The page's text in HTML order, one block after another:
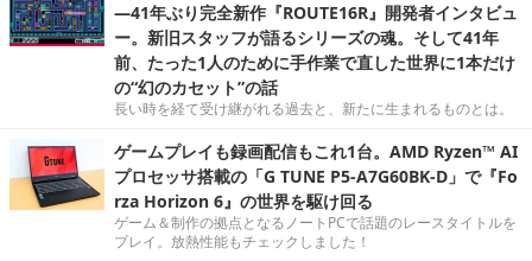
―41年ぶり完全新作『ROUTE16R』開発者インタビュ
ー。新旧スタッフが語るシリーズの魂。そして41年
前、たった1人のために手作業で直した世界に1本だけ
の“幻のカセット”の話
長い時を経て受け継がれる過去と、新たに生まれるものとは。
ゲームプレイも録画配信もこれ1台。AMD Ryzen™ AI
プロセッサ搭載の「G TUNE P5-A7G60BK-D」で『Fo
rza Horizon 6』の世界を駆け回る
ゲーム＆制作の拠点となるノートPCで話題のレースタイトルを
プレイ。放熱性能もチェックしました！